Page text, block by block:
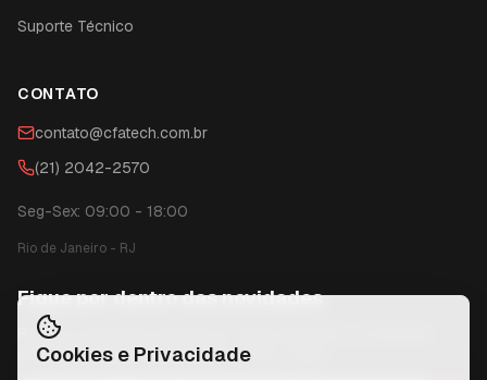
Suporte Técnico
CONTATO
contato@cfatech.com.br
(21) 2042-2570
Seg-Sex: 09:00 - 18:00
Rio de Janeiro - RJ
Fique por dentro das novidades
Receba conteúdos exclusivos, dicas técnicas e novidades
sobre tecnologia diretamente no seu e-mail.
Cookies e Privacidade